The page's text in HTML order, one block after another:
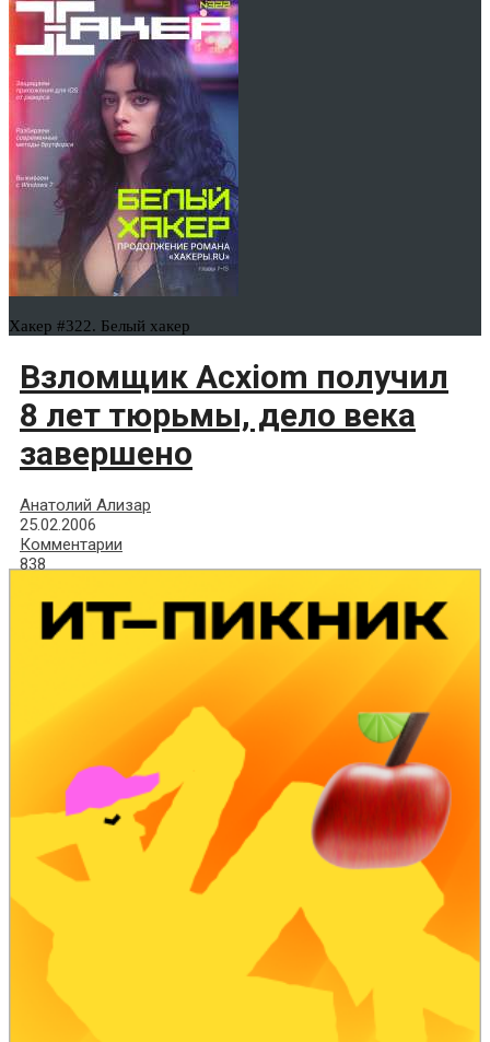
Хакер #322. Белый хакер
Взломщик Acxiom получил
8 лет тюрьмы, дело века
завершено
Анатолий Ализар
25.02.2006
Комментарии
838